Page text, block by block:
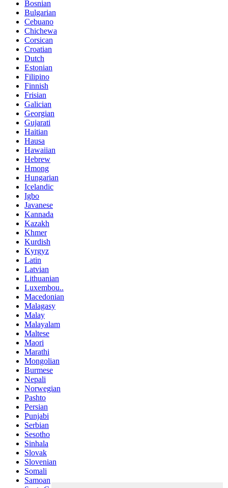
Bosnian
Bulgarian
Cebuano
Chichewa
Corsican
Croatian
Dutch
Estonian
Filipino
Finnish
Frisian
Galician
Georgian
Gujarati
Haitian
Hausa
Hawaiian
Hebrew
Hmong
Hungarian
Icelandic
Igbo
Javanese
Kannada
Kazakh
Khmer
Kurdish
Kyrgyz
Latin
Latvian
Lithuanian
Luxembou..
Macedonian
Malagasy
Malay
Malayalam
Maltese
Maori
Marathi
Mongolian
Burmese
Nepali
Norwegian
Pashto
Persian
Punjabi
Serbian
Sesotho
Sinhala
Slovak
Slovenian
Somali
Samoan